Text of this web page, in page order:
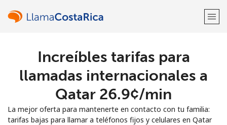
¡Bienvenido!
Regístrate con
Increíbles tarifas para
llamadas internacionales a
Qatar ⁦26.9¢⁩/min
La mejor oferta para mantenerte en contacto con tu familia:
tarifas bajas para llamar a teléfonos fijos y celulares en Qatar